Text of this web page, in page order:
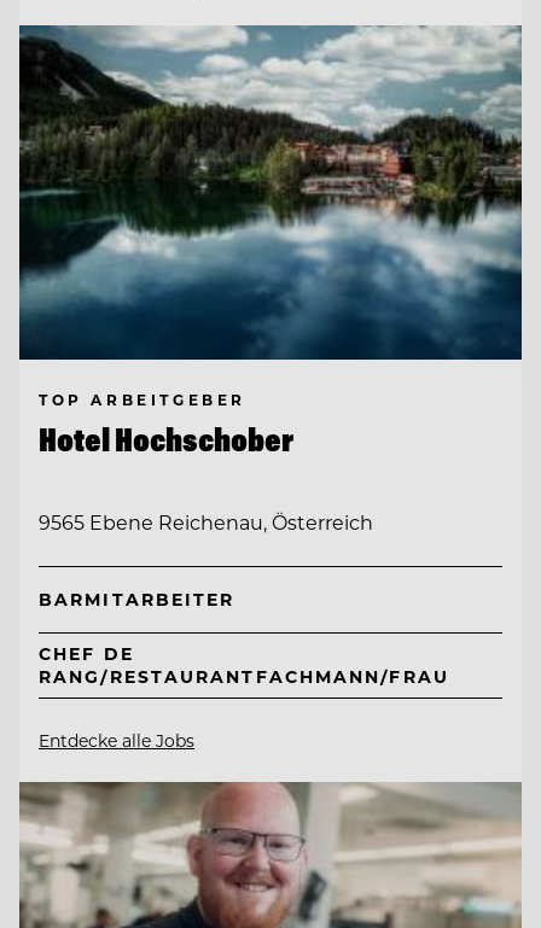
TOP ARBEITGEBER
Hotel Hochschober
9565 Ebene Reichenau, Österreich
BARMITARBEITER
CHEF DE
RANG/RESTAURANTFACHMANN/FRAU
Entdecke alle Jobs